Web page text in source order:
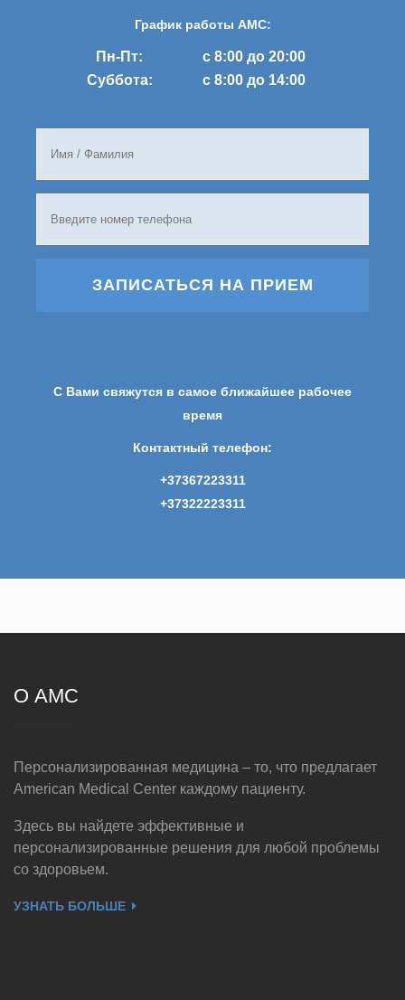
График работы AMC:
Пн-Пт:
с 8:00 до 20:00
Суббота:
с 8:00 до 14:00
ЗАПИСАТЬСЯ НА ПРИЕМ
С Вами свяжутся в самое ближайшее рабочее
время
Контактный телефон:
+37367223311
+37322223311
О AMC
Персонализированная медицина – то, что предлагает
American Medical Center каждому пациенту.
Здесь вы найдете эффективные и
персонализированные решения для любой проблемы
со здоровьем.
УЗНАТЬ БОЛЬШЕ